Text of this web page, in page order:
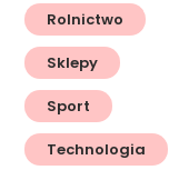
Rolnictwo
Sklepy
Sport
Technologia